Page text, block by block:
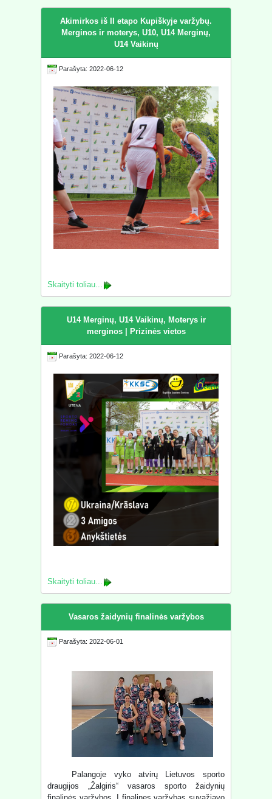
Akimirkos iš II etapo Kupiškyje varžybų.
Merginos ir moterys, U10, U14 Merginų,
U14 Vaikinų
Parašyta: 2022-06-12
Skaityti toliau...
U14 Merginų, U14 Vaikinų, Moterys ir
merginos | Prizinės vietos
Parašyta: 2022-06-12
Skaityti toliau...
Vasaros žaidynių finalinės varžybos
Parašyta: 2022-06-01
Palangoje vyko atvirų Lietuvos sporto
draugijos „Žalgiris“ vasaros sporto žaidynių